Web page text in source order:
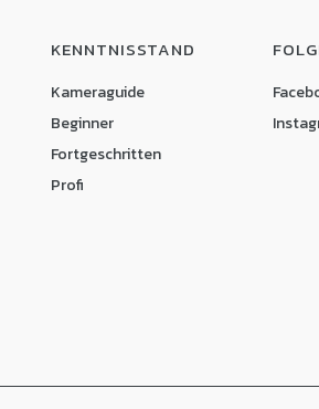
KENNTNISSTAND
Kameraguide
Beginner
Fortgeschritten
Profi